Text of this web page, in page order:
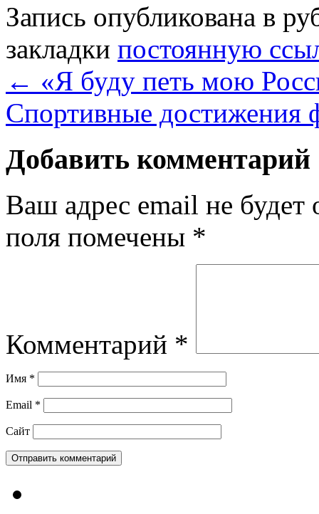
Запись опубликована в
закладки постоянную
← «Я буду петь мою
Спортивные достижения
Добавить комментарий
Ваш адрес email не будет
поля помечены *
Комментарий *
Имя *
Email *
Сайт